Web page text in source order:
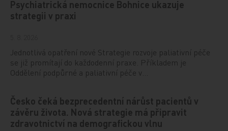
Psychiatrická nemocnice Bohnice ukazuje
strategii v praxi
Jednotlivá opatření nové Strategie rozvoje paliativní péče
se již promítají do každodenní praxe. Příkladem je
Oddělení podpůrné a paliativní péče v…
Česko čeká bezprecedentní nárůst pacientů v
závěru života. Nová strategie má připravit
zdravotnictví na demografickou vlnu